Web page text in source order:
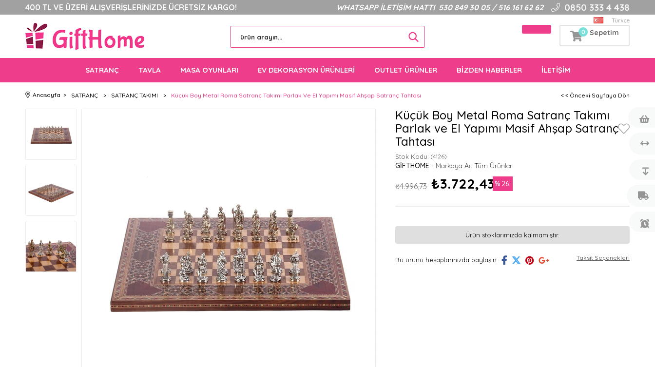
400 TL VE ÜZERİ ALIŞVERİŞLERİNİZDE ÜCRETSİZ KARGO! WHATSAPP İLETİŞİM HATTI 530 849 30 05 / 516 161 62 62 0850 333 4 438
Türkçe
Sepetim
0
SATRANÇ TAVLA MASA OYUNLARI EV DEKORASYON ÜRÜNLERİ OUTLET ÜRÜNLER BİZDEN HABERLER İLETİŞİM
Anasayfa > SATRANÇ > SATRANÇ TAKIMI > Küçük Boy Metal Roma Satranç Takımı Parlak Ve El Yapımı Masif Ahşap Satranç Tahtası < < Önceki Sayfaya Dön
Küçük Boy Metal Roma Satranç Takımı
Parlak ve El Yapımı Masif Ahşap Satranç
Tahtası
Stok Kodu: (4126)
GIFTHOME
26
₺4.996,73 ₺3.722,43
Taksit Seçenekleri
Ürün stoklarımızda kalmamıştır.
Bu ürünü hesaplarınızda paylaşın